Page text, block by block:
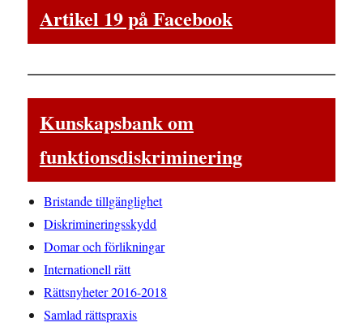
Artikel 19 på Facebook
Kunskapsbank om
funktionsdiskriminering
Bristande tillgänglighet
Diskrimineringsskydd
Domar och förlikningar
Internationell rätt
Rättsnyheter 2016-2018
Samlad rättspraxis